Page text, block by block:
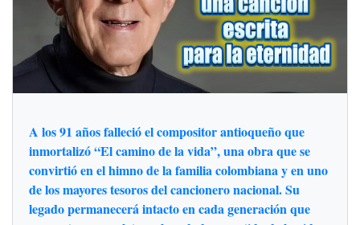
A los 91 años falleció el compositor antioqueño que
inmortalizó “El camino de la vida”, una obra que se
convirtió en el himno de la familia colombiana y en uno
de los mayores tesoros del cancionero nacional. Su
legado permanecerá intacto en cada generación que